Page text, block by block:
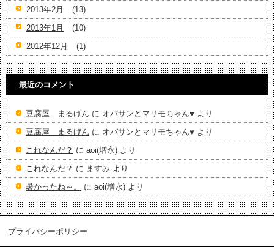
2013年2月
(13)
2013年1月
(10)
2012年12月
(1)
最近のコメント
豆腐屋 まるげん に オバサンとマリモちゃん♥️ より
豆腐屋 まるげん に オバサンとマリモちゃん♥️ より
これなんだ？ に aoi(増永) より
これなんだ？ に ますみ より
暑かったね～。
に aoi(増永) より
プライバシーポリシー